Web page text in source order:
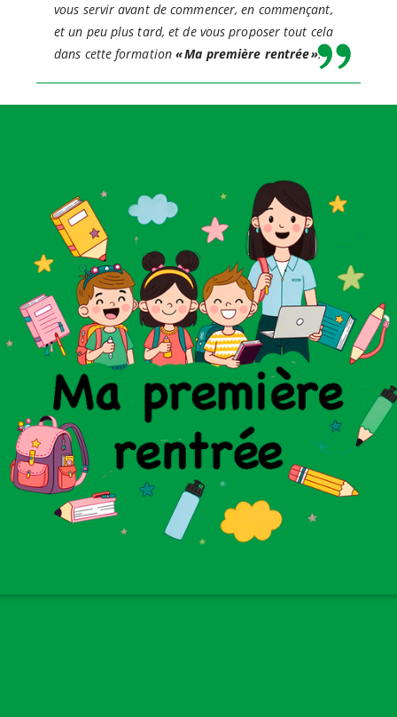
vous servir avant de commencer, en commençant,
et un peu plus tard, et de vous proposer tout cela
dans cette formation« Ma première rentrée ».